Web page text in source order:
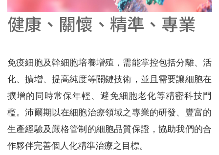
健康、關懷、精準、專業
免疫細胞及幹細胞培養增殖，需能掌控包括分離、活
化、擴增、提高純度等關鍵技術，並且需要讓細胞在
擴增的同時常保年輕、避免細胞老化等精密科技門
檻。沛爾期以在細胞治療領域之專業的研發、豐富的
生產經驗及嚴格管制的細胞品質保證，協助我們的合
作夥伴完善個人化精準治療之目標。